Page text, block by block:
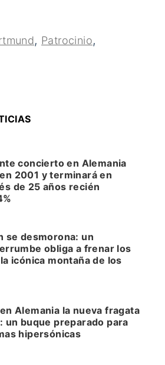
, Patrocinio,
concierto en Alemania
2001 y terminará en
de 25 años recién
se desmorona: un
obliga a frenar los
icónica montaña de los
Alemania la nueva fragata
un buque preparado para
hipersónicas